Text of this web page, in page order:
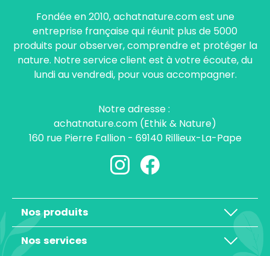
Fondée en 2010, achatnature.com est une
entreprise française qui réunit plus de 5000
produits pour observer, comprendre et protéger la
nature. Notre service client est à votre écoute, du
lundi au vendredi, pour vous accompagner.
Notre adresse :
achatnature.com (Ethik & Nature)
160 rue Pierre Fallion - 69140 Rillieux-La-Pape
Nos produits
Nos services